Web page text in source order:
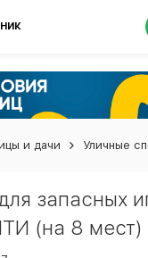
и дачи Уличные
запасных
(на 8 мест)